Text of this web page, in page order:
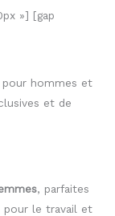
»] [gap
pour hommes et
et de
, parfaites
pour le travail et